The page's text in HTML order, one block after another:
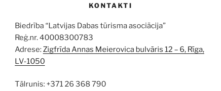
KONTAKTI
Biedrība “Latvijas Dabas tūrisma asociācija”
Reģ.nr. 40008300783
Adrese:Zigfrīda Annas Meierovica bulvāris 12 – 6, Rīga,
LV-1050
Tālrunis: +371 26 368 790